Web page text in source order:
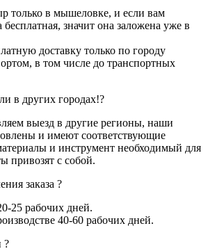
только в мышеловке, и если вам
бесплатная, значит она заложена уже в
доставку только по городу
в том числе до транспортных
в других городах!?
выезд в другие регионы, наши
и имеют соответствующие
и инструмент необходимый для
привозят с собой.
заказа ?
25 рабочих дней.
40-60 рабочих дней.
?